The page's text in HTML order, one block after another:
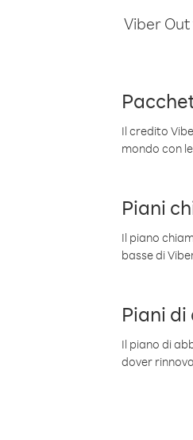
Viber
Il credito
mondo con
Piani
Il piano
basse di
Piani
Il piano di
dover